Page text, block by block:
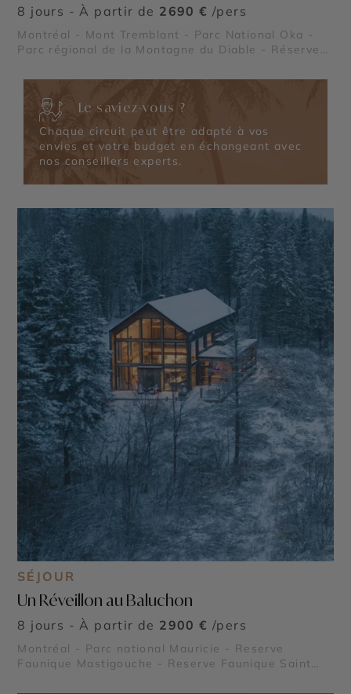
8 jours - À partir de 2690 € /pers
Montréal - Mont Tremblant - Parc National Oka -
Parc régional de la Montagne du Diable - Réserve
Le saviez-vous ?
Chaque circuit peut être adapté à vos
envies et votre budget en échangeant avec
nos conseillers experts.
SÉJOUR
Un Réveillon au Baluchon
8 jours - À partir de 2900 € /pers
Montréal - Parc national Mauricie - Reserve
Faunique Mastigouche - Reserve Faunique Saint